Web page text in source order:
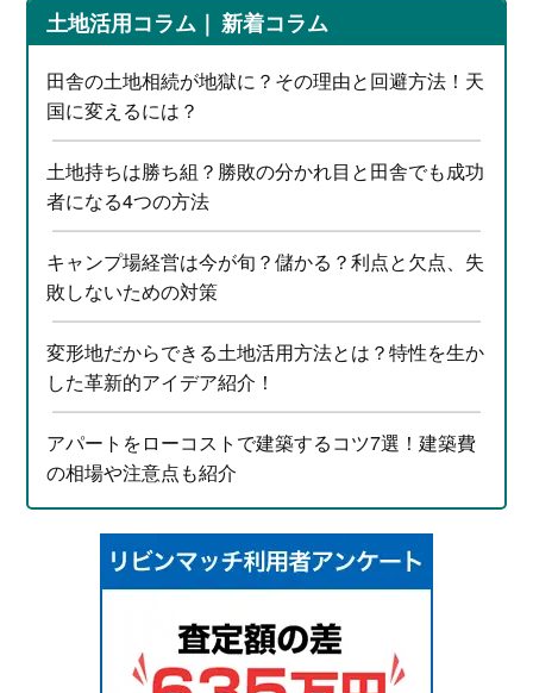
土地活用コラム 新着コラム
田舎の土地相続が地獄に？その理由と回避方法！天
国に変えるには？
土地持ちは勝ち組？勝敗の分かれ目と田舎でも成功
者になる4つの方法
キャンプ場経営は今が旬？儲かる？利点と欠点、失
敗しないための対策
変形地だからできる土地活用方法とは？特性を生か
した革新的アイデア紹介！
アパートをローコストで建築するコツ7選！建築費
の相場や注意点も紹介